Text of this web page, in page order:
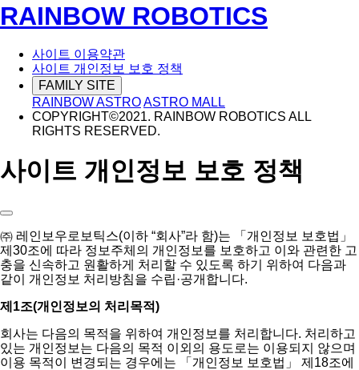
RAINBOW ROBOTICS
사이트 이용약관
사이트 개인정보 보호 정책
FAMILY SITE
RAINBOW ASTROASTRO MALL
COPYRIGHT©2021. RAINBOW ROBOTICS ALL
RIGHTS RESERVED.
사이트 개인정보 보호 정책
㈜ 레인보우로보틱스(이하 “회사”라 함)는 「개인정보 보호법」
제30조에 따라 정보주체의 개인정보를 보호하고 이와 관련한 고
충을 신속하고 원활하게 처리할 수 있도록 하기 위하여 다음과
같이 개인정보 처리방침을 수립·공개합니다.
제1조(개인정보의 처리목적)
회사는 다음의 목적을 위하여 개인정보를 처리합니다. 처리하고
있는 개인정보는 다음의 목적 이외의 용도로는 이용되지 않으며
이용 목적이 변경되는 경우에는 「개인정보 보호법」 제18조에